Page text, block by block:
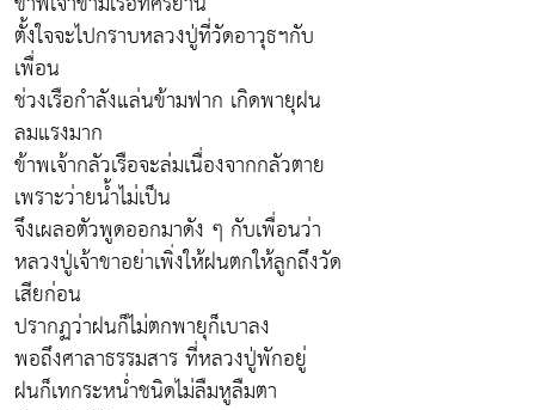
ตั้งใจจะไปกราบหลวงปู่ที่วัดอาวุธฯกับ
เพื่อน
ช่วงเรือกำลังแล่นข้ามฟาก เกิดพายุฝน
ลมแรงมาก
ข้าพเจ้ากลัวเรือจะล่มเนื่องจากกลัวตาย
เพราะว่ายน้ำไม่เป็น
จึงเผลอตัวพูดออกมาดัง ๆ กับเพื่อนว่า
หลวงปู่เจ้าขาอย่าเพิ่งให้ฝนตกให้ลูกถึงวัด
เสียก่อน
ปรากฏว่าฝนก็ไม่ตกพายุก็เบาลง
พอถึงศาลาธรรมสาร ที่หลวงปู่พักอยู่
ฝนก็เทกระหน่ำชนิดไม่ลืมหูลืมตา